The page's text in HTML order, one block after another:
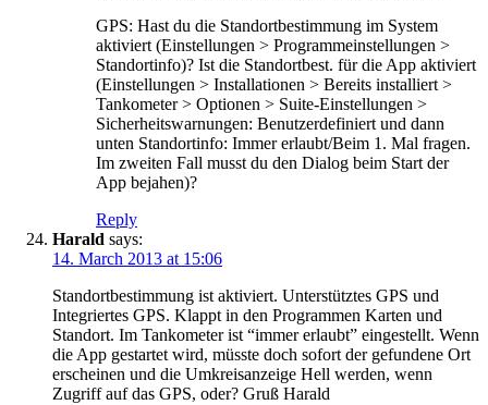
GPS: Hast du die Standortbestimmung im System
aktiviert (Einstellungen > Programmeinstellungen >
Standortinfo)? Ist die Standortbest. für die App aktiviert
(Einstellungen > Installationen > Bereits installiert >
Tankometer > Optionen > Suite-Einstellungen >
Sicherheitswarnungen: Benutzerdefiniert und dann
unten Standortinfo: Immer erlaubt/Beim 1. Mal fragen.
Im zweiten Fall musst du den Dialog beim Start der
App bejahen)?
Reply
Harald says:
14. March 2013 at 15:06
Standortbestimmung ist aktiviert. Unterstütztes GPS und
Integriertes GPS. Klappt in den Programmen Karten und
Standort. Im Tankometer ist “immer erlaubt” eingestellt. Wenn
die App gestartet wird, müsste doch sofort der gefundene Ort
erscheinen und die Umkreisanzeige Hell werden, wenn
Zugriff auf das GPS, oder? Gruß Harald